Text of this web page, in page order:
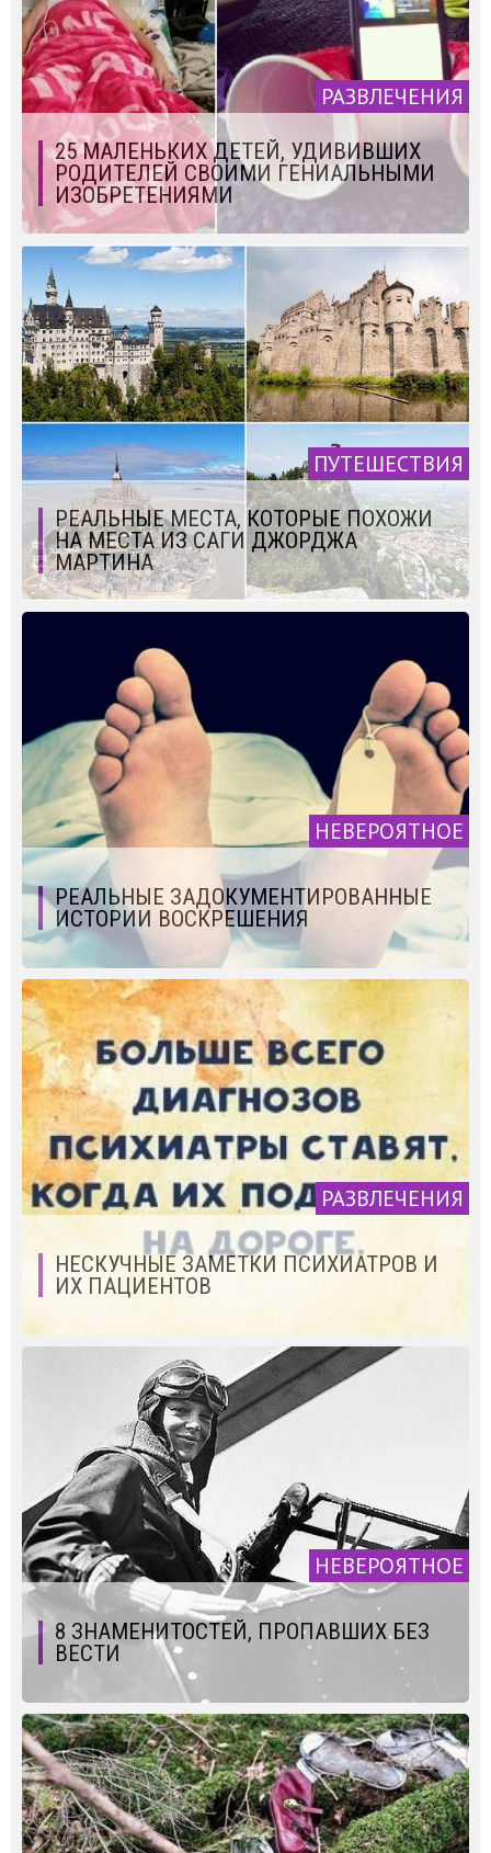
РАЗВЛЕЧЕНИЯ
25 МАЛЕНЬКИХ ДЕТЕЙ, УДИВИВШИХ
РОДИТЕЛЕЙ СВОИМИ ГЕНИАЛЬНЫМИ
ИЗОБРЕТЕНИЯМИ
ПУТЕШЕСТВИЯ
РЕАЛЬНЫЕ МЕСТА, КОТОРЫЕ ПОХОЖИ
НА МЕСТА ИЗ САГИ ДЖОРДЖА
МАРТИНА
НЕВЕРОЯТНОЕ
РЕАЛЬНЫЕ ЗАДОКУМЕНТИРОВАННЫЕ
ИСТОРИИ ВОСКРЕШЕНИЯ
РАЗВЛЕЧЕНИЯ
НЕСКУЧНЫЕ ЗАМЕТКИ ПСИХИАТРОВ И
ИХ ПАЦИЕНТОВ
НЕВЕРОЯТНОЕ
8 ЗНАМЕНИТОСТЕЙ, ПРОПАВШИХ БЕЗ
ВЕСТИ